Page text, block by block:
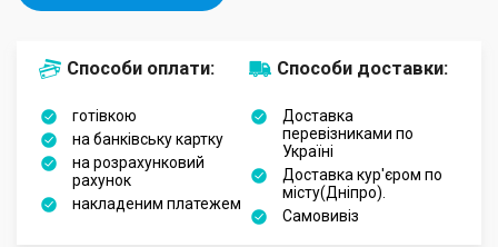
Способи оплати:
готівкою
на банківську картку
на розрахунковий
рахунок
накладеним платежем
Способи доставки:
Доставка
перевізниками по
Україні
Доставка кур'єром по
місту(Дніпро).
Самовивіз